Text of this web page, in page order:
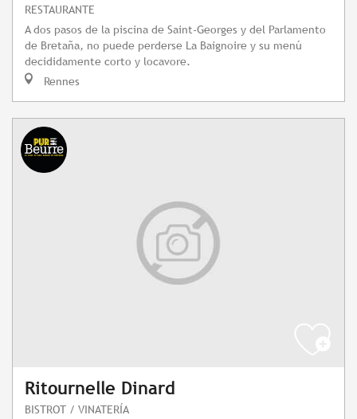
RESTAURANTE
A dos pasos de la piscina de Saint-Georges y del Parlamento
de Bretaña, no puede perderse La Baignoire y su menú
decididamente corto y locavore.
Rennes
Ritournelle Dinard
BISTROT / VINATERÍA